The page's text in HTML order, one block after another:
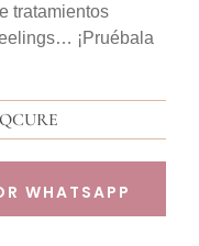
tratamientos
¡Pruébala
WHATSAPP